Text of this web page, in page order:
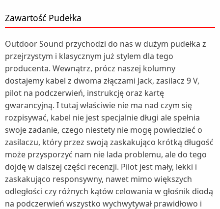
Zawartość Pudełka
Outdoor Sound przychodzi do nas w dużym pudełka z
przejrzystym i klasycznym już stylem dla tego
producenta. Wewnątrz, prócz naszej kolumny
dostajemy kabel z dwoma złączami Jack, zasilacz 9 V,
pilot na podczerwień, instrukcję oraz kartę
gwarancyjną. I tutaj właściwie nie ma nad czym się
rozpisywać, kabel nie jest specjalnie długi ale spełnia
swoje zadanie, czego niestety nie mogę powiedzieć o
zasilaczu, który przez swoją zaskakująco krótką długość
może przysporzyć nam nie lada problemu, ale do tego
dojdę w dalszej części recenzji. Pilot jest mały, lekki i
zaskakująco responsywny, nawet mimo większych
odległości czy różnych kątów celowania w głośnik diodą
na podczerwień wszystko wychwytywał prawidłowo i